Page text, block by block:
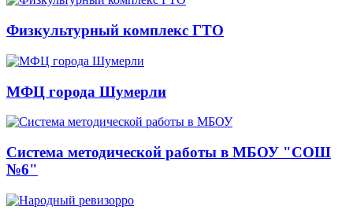
Физкультурный комплекс ГТО
МФЦ города Шумерли
Система методической работы в МБОУ "СОШ
№6"